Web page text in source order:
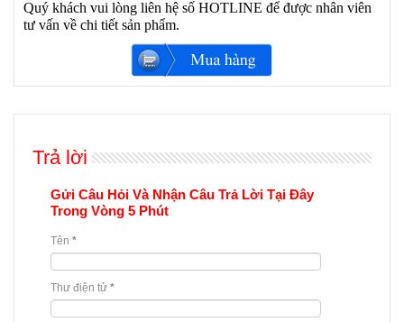
Quý khách vui lòng liên hệ số HOTLINE để được nhân viên
tư vấn về chi tiết sản phẩm.
Trả lời
Gửi Câu Hỏi Và Nhận Câu Trả Lời Tại Đây
Trong Vòng 5 Phút
Tên *
Thư điện tử *